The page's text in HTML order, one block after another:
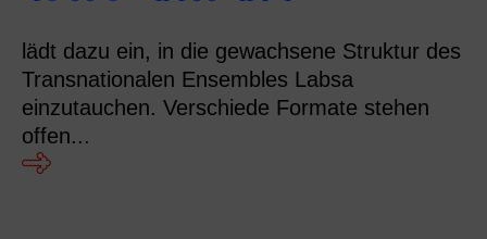
lädt dazu ein, in die gewachsene Struktur des
Transnationalen Ensembles Labsa
einzutauchen. Verschiede Formate stehen
offen...